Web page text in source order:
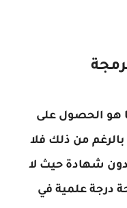
هو الحصول على
من ذلك فلا
شهادة حيث لا
درجة علمية في